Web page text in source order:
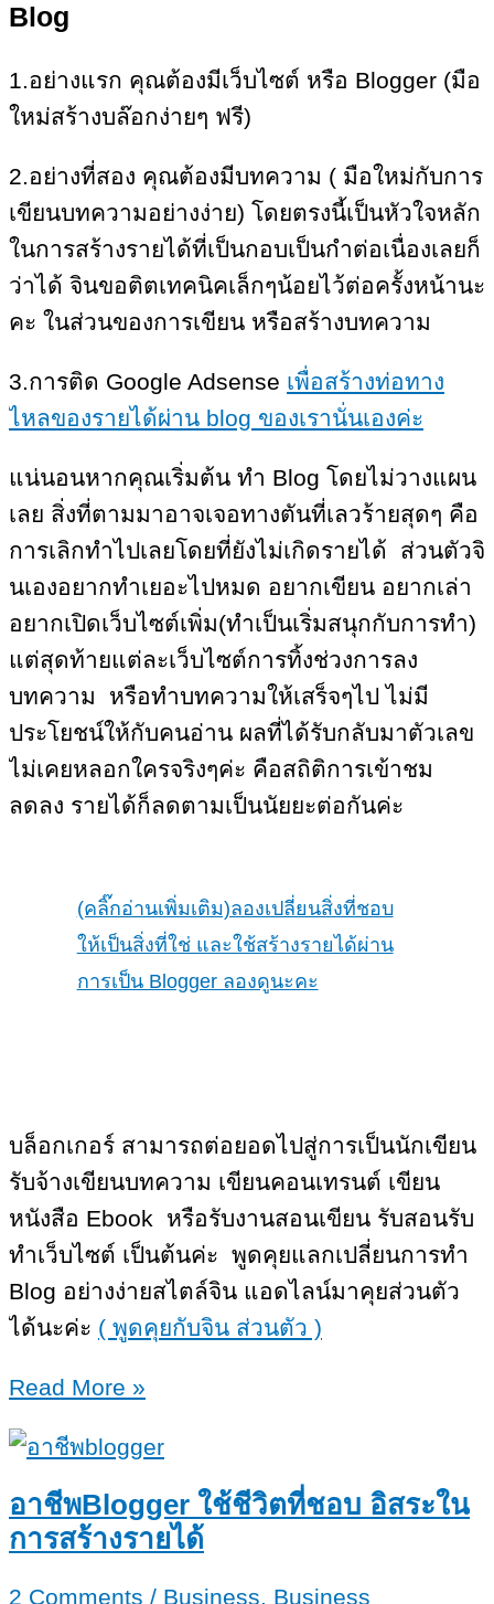
Blog
1.อย่างแรก คุณต้องมีเว็บไซต์ หรือ Blogger (มือ
ใหม่สร้างบล๊อกง่ายๆ ฟรี)
2.อย่างที่สอง คุณต้องมีบทความ ( มือใหม่กับการ
เขียนบทความอย่างง่าย) โดยตรงนี้เป็นหัวใจหลัก
ในการสร้างรายได้ที่เป็นกอบเป็นกำต่อเนื่องเลยก็
ว่าได้ จินขอติตเทคนิคเล็กๆน้อยไว้ต่อครั้งหน้านะ
คะ ในส่วนของการเขียน หรือสร้างบทความ
3.การติด Google Adsense เพื่อสร้างท่อทาง
ไหลของรายได้ผ่าน blog ของเรานั่นเองค่ะ
แน่นอนหากคุณเริ่มต้น ทำ Blog โดยไม่วางแผน
เลย สิ่งที่ตามมาอาจเจอทางตันที่เลวร้ายสุดๆ คือ
การเลิกทำไปเลยโดยที่ยังไม่เกิดรายได้ ส่วนตัวจิ
นเองอยากทำเยอะไปหมด อยากเขียน อยากเล่า
อยากเปิดเว็บไซต์เพิ่ม(ทำเป็นเริ่มสนุกกับการทำ)
แต่สุดท้ายแต่ละเว็บไซต์การทิ้งช่วงการลง
บทความ หรือทำบทความให้เสร็จๆไป ไม่มี
ประโยชน์ให้กับคนอ่าน ผลที่ได้รับกลับมาตัวเลข
ไม่เคยหลอกใครจริงๆค่ะ คือสถิติการเข้าชม
ลดลง รายได้ก็ลดตามเป็นนัยยะต่อกันค่ะ
(คลิ๊กอ่านเพิ่มเติม)ลองเปลี่ยนสิ่งที่ชอบ
ให้เป็นสิ่งที่ใช่ และใช้สร้างรายได้ผ่าน
การเป็น Blogger ลองดูนะคะ
บล็อกเกอร์ สามารถต่อยอดไปสู่การเป็นนักเขียน
รับจ้างเขียนบทความ เขียนคอนเทรนต์ เขียน
หนังสือ Ebook หรือรับงานสอนเขียน รับสอนรับ
ทำเว็บไซต์ เป็นต้นค่ะ พูดคุยแลกเปลี่ยนการทำ
Blog อย่างง่ายสไตล์จิน แอดไลน์มาคุยส่วนตัว
ได้นะค่ะ ( พูดคุยกับจิน ส่วนตัว )
Blogger
สร้าง
ราย
ได้
จริง
Read More »
อาชีพBlogger ใช้ชีวิตที่ชอบ อิสระใน
การสร้างรายได้
2 Comments / Business, Business